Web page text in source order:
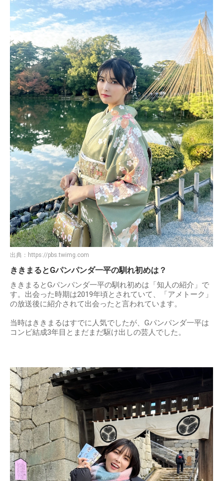
出典： https://pbs.twimg.com
ききまるとGパンパンダ一平の馴れ初めは？
ききまるとGパンパンダ一平の馴れ初めは「知人の紹介」で
す。出会った時期は2019年頃とされていて、「アメトーク」
の放送後に紹介されて出会ったと言われています。
当時はききまるはすでに人気でしたが、Gパンパンダ一平は
コンビ結成3年目とまだまだ駆け出しの芸人でした。